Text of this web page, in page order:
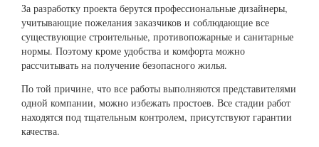
За разработку проекта берутся профессиональные дизайнеры,
учитывающие пожелания заказчиков и соблюдающие все
существующие строительные, противопожарные и санитарные
нормы. Поэтому кроме удобства и комфорта можно
рассчитывать на получение безопасного жилья.
По той причине, что все работы выполняются представителями
одной компании, можно избежать простоев. Все стадии работ
находятся под тщательным контролем, присутствуют гарантии
качества.